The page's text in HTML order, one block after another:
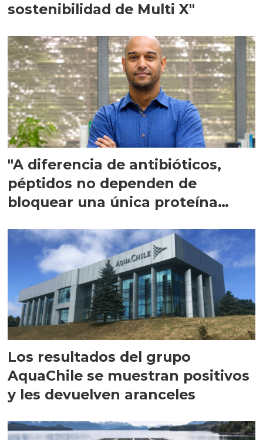
sostenibilidad de Multi X"
"A diferencia de antibióticos,
péptidos no dependen de
bloquear una única proteína
Los resultados del grupo
AquaChile se muestran positivos
y les devuelven aranceles